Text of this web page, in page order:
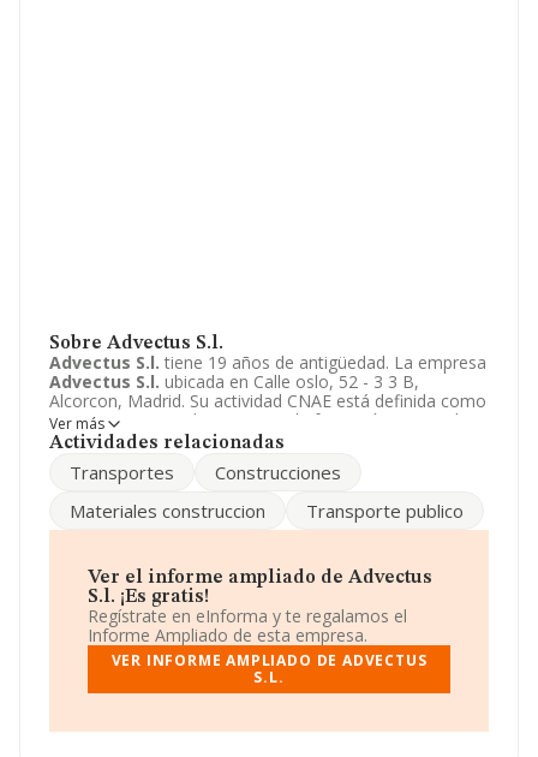
Sobre Advectus S.l.
Advectus S.l. tiene 19 años de antigüedad. La empresa
Advectus S.l. ubicada en Calle oslo, 52 - 3 3 B,
Alcorcon, Madrid. Su actividad CNAE está definida como
4752 - Comercio al por menor de ferretería, materiales
de construcción, pinturas y vidrio. La forma jurídica de
Ver más
Actividades relacionadas
Transportes
Construcciones
Materiales construccion
Transporte publico
Ver el informe ampliado de Advectus
S.l. ¡Es gratis!
Regístrate en eInforma y te regalamos el
Informe Ampliado de esta empresa.
VER INFORME AMPLIADO DE ADVECTUS
S.L.